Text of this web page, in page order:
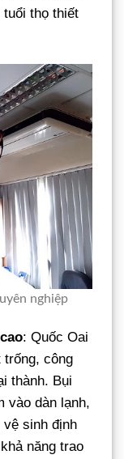
tuổi thọ thiết
nghiệp
: Quốc Oai
trống, công
thành. Bụi
vào dàn lạnh,
sinh định
năng trao